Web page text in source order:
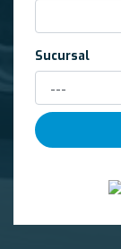
Sucursal